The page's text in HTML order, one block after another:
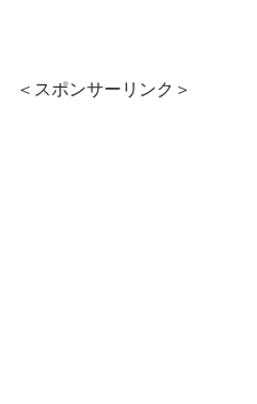
＜スポンサーリンク＞